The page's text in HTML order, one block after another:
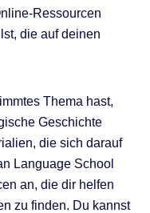
Ressourcen
die auf deinen
Thema hast,
Geschichte
die sich darauf
Language School
an, die dir helfen
zu finden. Du kannst